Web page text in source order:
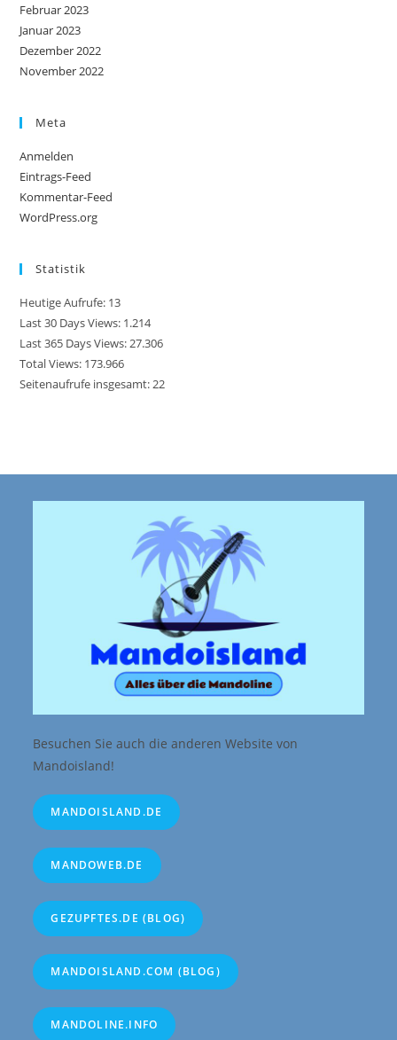
Februar 2023
Januar 2023
Dezember 2022
November 2022
Meta
Anmelden
Eintrags-Feed
Kommentar-Feed
WordPress.org
Statistik
Heutige Aufrufe: 13
Last 30 Days Views: 1.214
Last 365 Days Views:27.306
Total Views: 173.966
Seitenaufrufe insgesamt:22
Besuchen Sie auch die anderen Website von
Mandoisland!
MANDOISLAND.DE
MANDOWEB.DE
GEZUPFTES.DE (BLOG)
MANDOISLAND.COM (BLOG)
MANDOLINE.INFO